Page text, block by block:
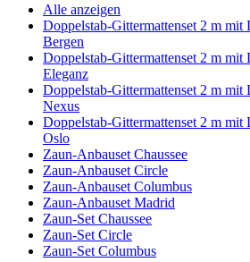
Alle anzeigen
Doppelstab-Gittermattenset 2 m mit
Bergen
Doppelstab-Gittermattenset 2 m mit
Eleganz
Doppelstab-Gittermattenset 2 m mit
Nexus
Doppelstab-Gittermattenset 2 m mit
Oslo
Zaun-Anbauset Chaussee
Zaun-Anbauset Circle
Zaun-Anbauset Columbus
Zaun-Anbauset Madrid
Zaun-Set Chaussee
Zaun-Set Circle
Zaun-Set Columbus